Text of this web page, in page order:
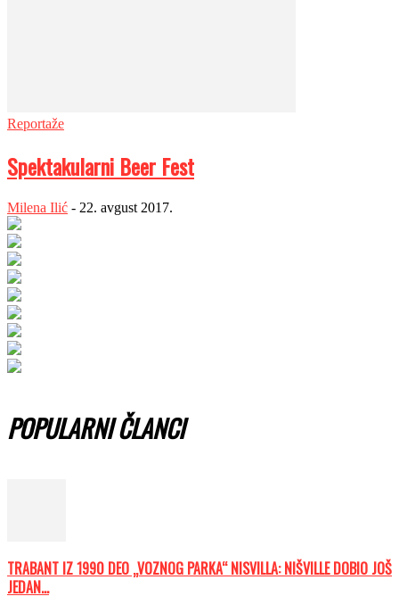
Reportaže
Spektakularni Beer Fest
Milena Ilić - 22. avgust 2017.
POPULARNI ČLANCI
TRABANT IZ 1990 DEO „VOZNOG PARKA“ NISVILLA: NIŠVILLE DOBIO JOŠ
JEDAN...